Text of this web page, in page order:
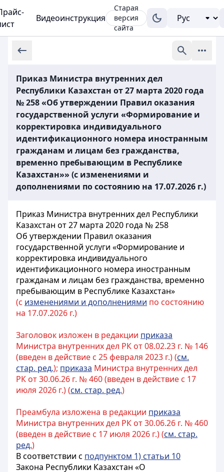
Видеоинструкция
Старая
версия
сайта
Приказ Министра внутренних дел
Республики Казахстан от 27 марта 2020 года
№ 258 «Об утверждении Правил оказания
государственной услуги «Формирование и
корректировка индивидуального
идентификационного номера иностранным
гражданам и лицам без гражданства,
временно пребывающим в Республике
Казахстан»» (с изменениями и
дополнениями по состоянию на 17.07.2026 г.)
Приказ Министра внутренних дел Республики
Казахстан от 27 марта 2020 года № 258
Об утверждении Правил оказания
государственной услуги «Формирование и
корректировка индивидуального
идентификационного номера иностранным
гражданам и лицам без гражданства, временно
пребывающим в Республике Казахстан»
(с изменениями и дополнениями по состоянию
на 17.07.2026 г.)
Заголовок изложен в редакции приказа
Министра внутренних дел РК от 08.02.23 г. № 146
(введен в действие с 25 февраля 2023 г.) (см.
стар. ред.); приказа Министра внутренних дел
РК от 30.06.26 г. № 460 (введен в действие с 17
июля 2026 г.) (см. стар. ред.)
Преамбула изложена в редакции приказа
Министра внутренних дел РК от 30.06.26 г. № 460
(введен в действие с 17 июля 2026 г.) (см. стар.
ред.)
В соответствии с подпунктом 1) статьи 10
Закона Республики Казахстан «О